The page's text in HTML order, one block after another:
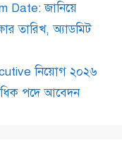
Date: জানিয়ে
তারিখ, অ্যাডমিট
নিয়োগ ২০২৬
পদে আবেদন